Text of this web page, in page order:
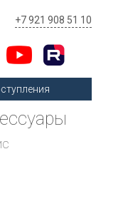
+7 921 908 51 10